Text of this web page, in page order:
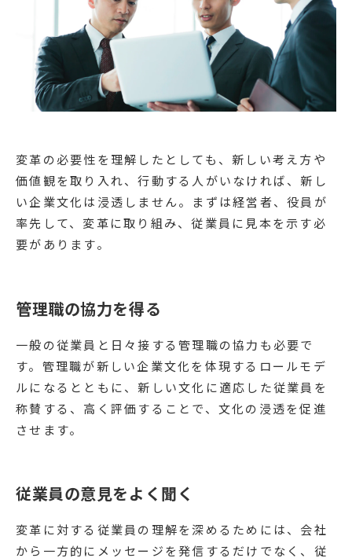
変革の必要性を理解したとしても、新しい考え方や
価値観を取り入れ、行動する人がいなければ、新し
い企業文化は浸透しません。まずは経営者、役員が
率先して、変革に取り組み、従業員に見本を示す必
要があります。
管理職の協力を得る
一般の従業員と日々接する管理職の協力も必要で
す。管理職が新しい企業文化を体現するロールモデ
ルになるとともに、新しい文化に適応した従業員を
称賛する、高く評価することで、文化の浸透を促進
させます。
従業員の意見をよく聞く
変革に対する従業員の理解を深めるためには、会社
から一方的にメッセージを発信するだけでなく、従